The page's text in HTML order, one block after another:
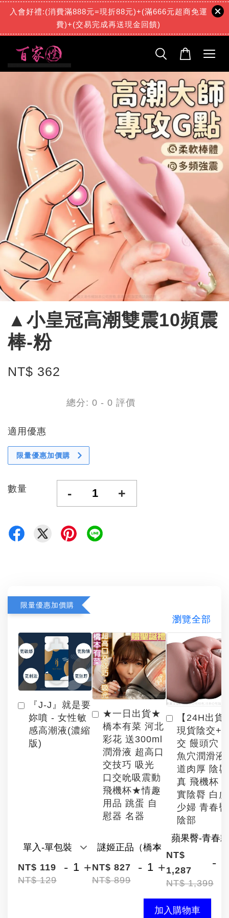
入會好禮:(消費滿888元=現折88元)+(滿666元超商免運
費)+(交易完成再送現金回饋)
▲小皇冠高潮雙震10頻震
棒-粉
NT$ 362
總分: 0 - 0 評價
適用優惠
限量優惠加價購
數量 - +
限量優惠加價購
瀏覽全部
『J-J』就是要
妳噴 - 女性敏
感高潮液(濃縮
版)
NT$ 119
NT$ 129
- +
★一日出貨★
橋本有菜 河北
彩花 送300ml
潤滑液 超高口
交技巧 吸光
口交吮吸震動
飛機杯★情趣
用品 跳蛋 自
慰器 名器
NT$ 827
NT$ 899
- +
【24H出貨
現貨陰交+
交 饅頭穴
魚穴潤滑液
道肉厚 陰
真 飛機杯
實陰脣 白
少婦 青春臀
陰部
NT$
1,287
NT$ 1,399
-
加入購物車